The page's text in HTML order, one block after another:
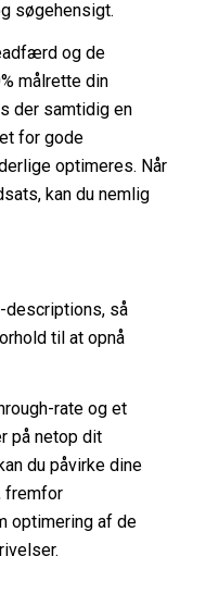
søgehensigt.
og de
målrette din
der samtidig en
for gode
optimeres. Når
kan du nemlig
descriptions, så
til at opnå
rate og et
på netop dit
du påvirke dine
fremfor
optimering af de